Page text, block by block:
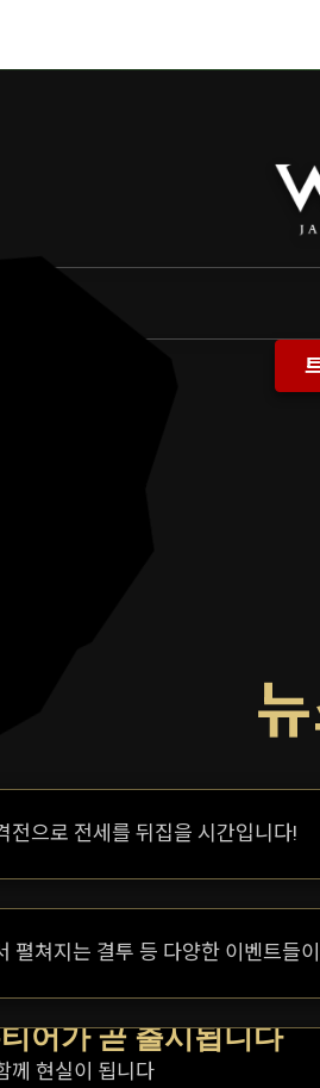
전으로 전세를 뒤집을 시간입니다!
펼쳐지는 결투 등 다양한 이벤트들
어가 곧 출시됩니다
께 현실이 됩니다